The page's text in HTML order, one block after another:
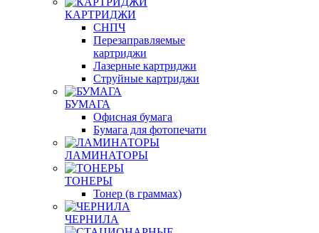
КАРТРИДЖИ
СНПЧ
Перезаправляемые
картриджи
Лазерные картриджи
Струйные картриджи
БУМАГА
Офисная бумага
Бумага для фотопечати
ЛАМИНАТОРЫ
ТОНЕРЫ
Тонер (в граммах)
ЧЕРНИЛА